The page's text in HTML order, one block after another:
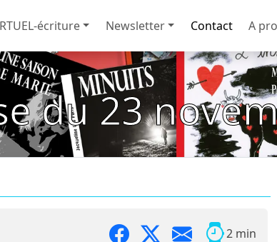
écriture Newsletter Contact A
du 23
2 min